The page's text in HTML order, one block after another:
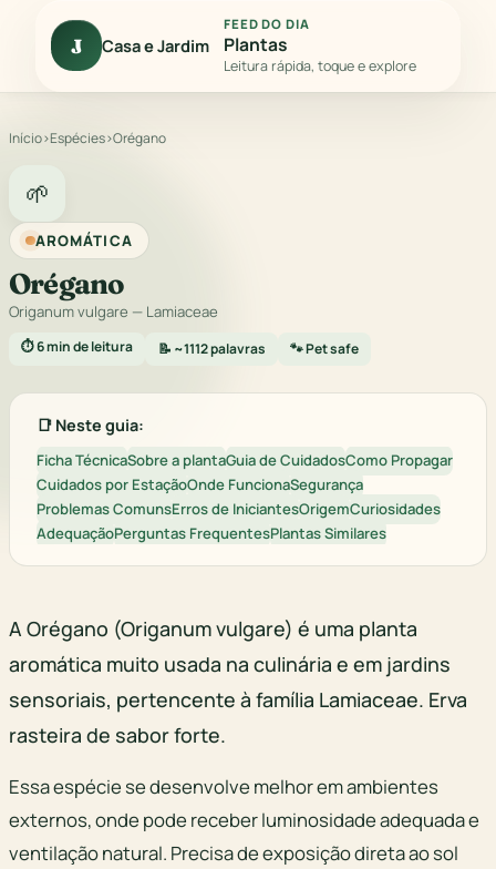
J Casa e Jardim
FEED DO DIA
Plantas
Leitura rápida, toque e explore
Início›Espécies›Orégano
🌱
AROMÁTICA
Orégano
Origanum vulgare — Lamiaceae
⏱️ 6 min de leitura 📝 ~1112 palavras 🐾 Pet safe
📑 Neste guia:
Ficha TécnicaSobre a plantaGuia de CuidadosComo Propagar
Cuidados por EstaçãoOnde FuncionaSegurança
Problemas ComunsErros de IniciantesOrigemCuriosidades
AdequaçãoPerguntas FrequentesPlantas Similares
A Orégano (Origanum vulgare) é uma planta
aromática muito usada na culinária e em jardins
sensoriais, pertencente à família Lamiaceae. Erva
rasteira de sabor forte.
Essa espécie se desenvolve melhor em ambientes
externos, onde pode receber luminosidade adequada e
ventilação natural. Precisa de exposição direta ao sol